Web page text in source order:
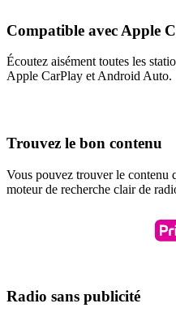
Compatible avec Apple
Écoutez aisément toutes les
Apple CarPlay et Android Auto.
Trouvez le bon contenu
Vous pouvez trouver le contenu
moteur de recherche clair de
Radio sans publicité